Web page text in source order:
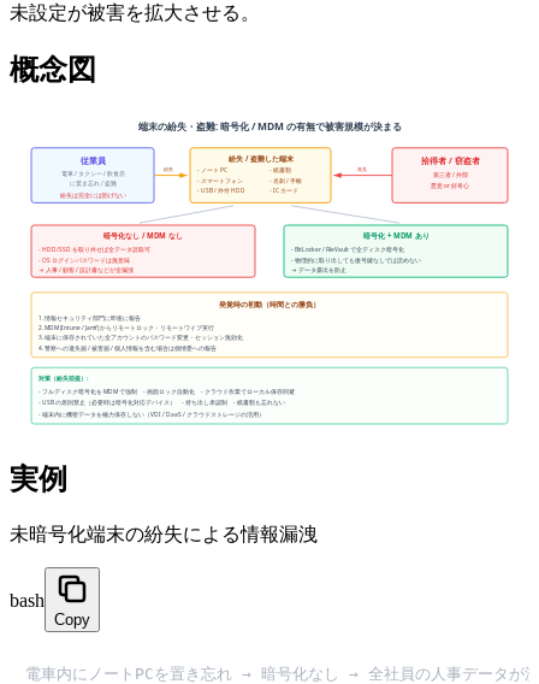
未設定が被害を拡大させる。
概念図
実例
未暗号化端末の紛失による情報漏洩
bash
Copy
電車内にノートPCを置き忘れ → 暗号化なし → 全社員の人事データが